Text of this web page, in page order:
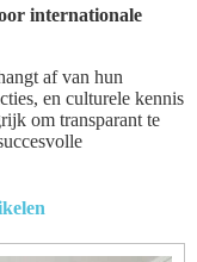
internationale
af van hun
en culturele kennis
om transparant te